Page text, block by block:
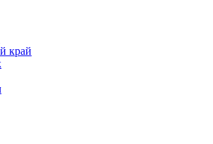
край